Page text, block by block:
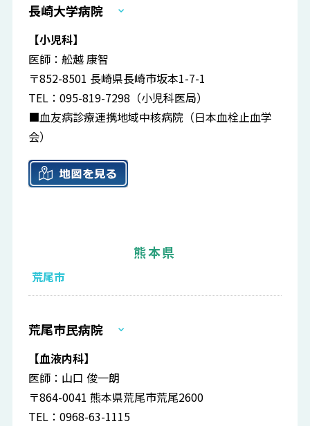
長崎大学病院
【小児科】
医師：舩越 康智
〒852-8501 長崎県長崎市坂本1-7-1
TEL：095-819-7298（小児科医局）
■血友病診療連携地域中核病院（日本血栓止血学
会）
熊本県
荒尾市
荒尾市民病院
【血液内科】
医師：山口 俊一朗
〒864-0041 熊本県荒尾市荒尾2600
TEL：0968-63-1115